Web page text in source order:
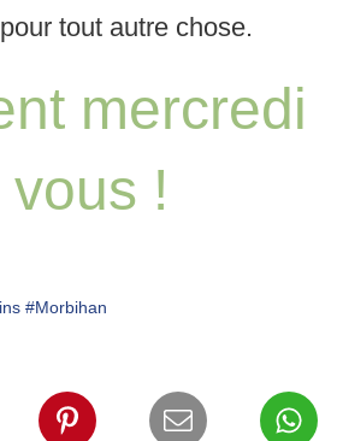
tout autre chose.
mercredi
vous !
#Morbihan